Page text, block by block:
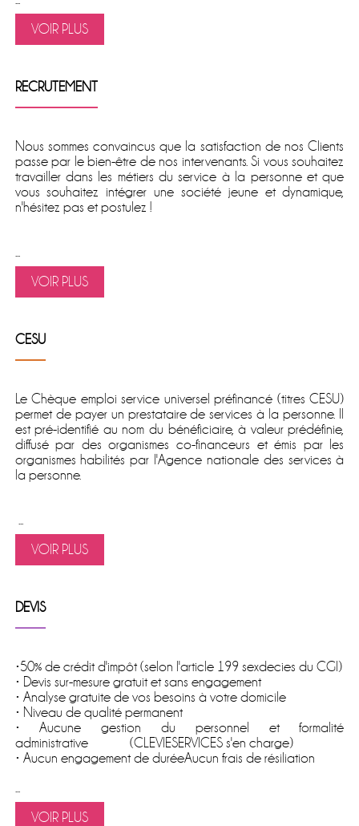
VOIR PLUS
RECRUTEMENT
Nous sommes convaincus que la satisfaction de nos Clients
passe par le bien-être de nos intervenants. Si vous souhaitez
travailler dans les métiers du service à la personne et que
vous souhaitez intégrer une société jeune et dynamique,
n'hésitez pas et postulez !
VOIR PLUS
CESU
LeChèque emploi service universel préfinancé (titres CESU)
permet de payer un prestataire de services à la personne. Il
est pré-identifié au nom du bénéficiaire, à valeur prédéfinie,
diffusé par des organismes co-financeurs et émis par les
organismes habilités par l'Agence nationale des services à
la personne.
VOIR PLUS
DEVIS
•50% de crédit d'impôt (selon l'article 199 sexdecies du CGI)
• Devis sur-mesure gratuit et sans engagement
• Analyse gratuite de vos besoins à votre domicile
• Niveau de qualité permanent
• Aucune gestion du personnel et formalité
administrative (CLEVIESERVICES s'en charge)
• Aucun engagement de duréeAucun frais de résiliation
VOIR PLUS